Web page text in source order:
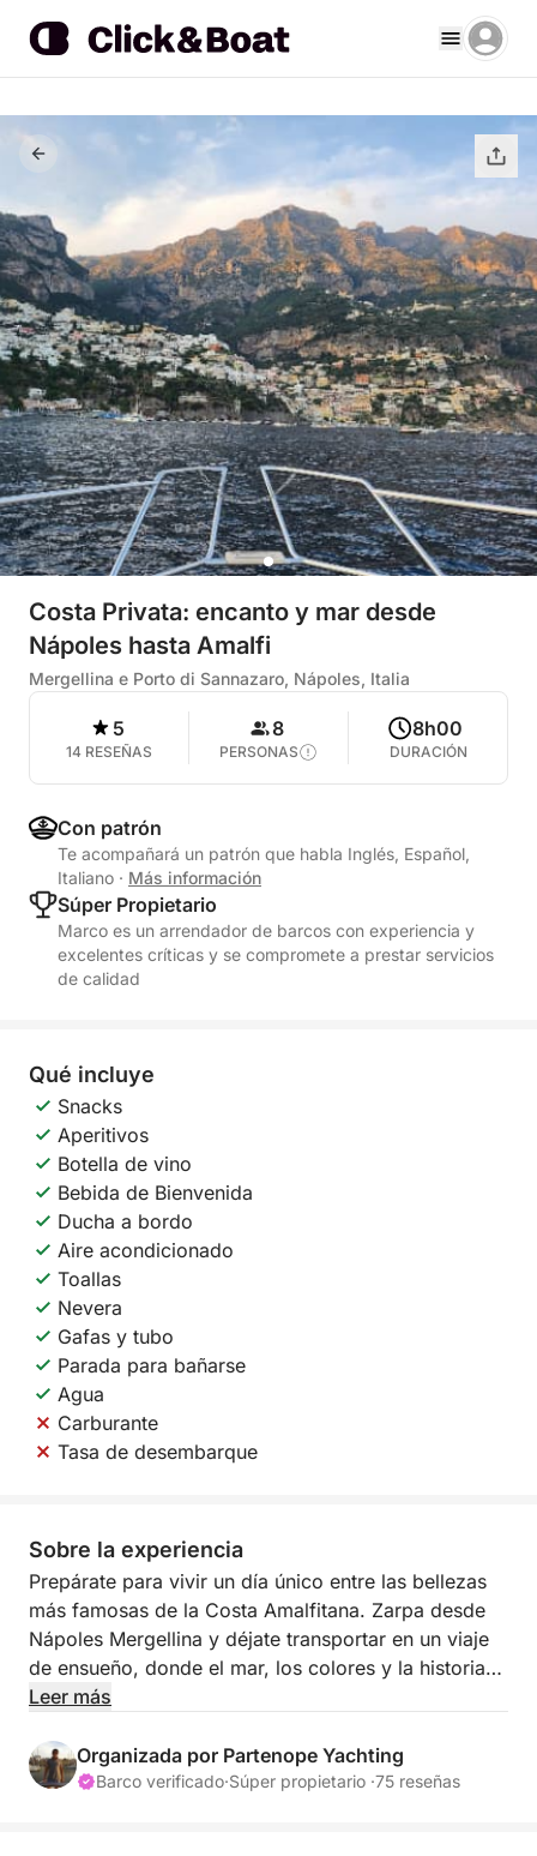
Costa Privata: encanto y mar desde
Nápoles hasta Amalfi
Mergellina e Porto di Sannazaro, Nápoles, Italia
5
14 RESEÑAS
8
PERSONAS
8h00
DURACIÓN
Con patrón
Te acompañará un patrón que habla Inglés, Español,
Italiano · Más información
Súper Propietario
Marco es un arrendador de barcos con experiencia y
excelentes críticas y se compromete a prestar servicios
de calidad
Qué incluye
Snacks
Aperitivos
Botella de vino
Bebida de Bienvenida
Ducha a bordo
Aire acondicionado
Toallas
Nevera
Gafas y tubo
Parada para bañarse
Agua
Carburante
Tasa de desembarque
Sobre la experiencia
Prepárate para vivir un día único entre las bellezas
más famosas de la Costa Amalfitana. Zarpa desde
Nápoles Mergellina y déjate transportar en un viaje
de ensueño, donde el mar, los colores y la historia
se entrelazan en una experiencia inigualable. A
vistas impresionantes y una navegación de lujo y
confort.
Leer más
Organizada por Partenope Yachting
Barco verificado·Súper propietario ·75 reseñas